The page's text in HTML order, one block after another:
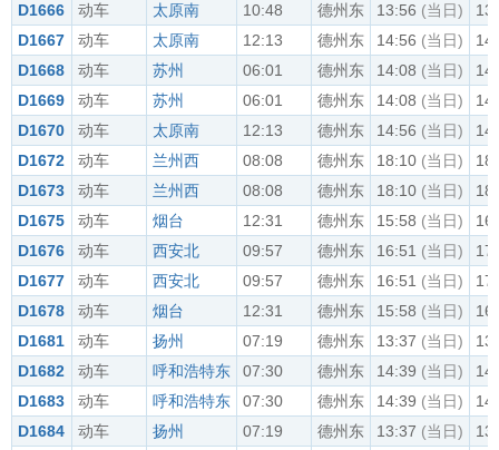
D1666
动车 太原南 10:48 德州东 13:56 (当日)
D1667
动车 太原南 12:13 德州东 14:56 (当日)
D1668
动车 苏州 06:01 德州东 14:08 (当日)
D1669
动车 苏州 06:01 德州东 14:08 (当日)
D1670
动车 太原南 12:13 德州东 14:56 (当日)
D1672
动车 兰州西 08:08 德州东 18:10 (当日)
D1673
动车 兰州西 08:08 德州东 18:10 (当日)
D1675
动车 烟台 12:31 德州东 15:58 (当日)
D1676
动车 西安北 09:57 德州东 16:51 (当日)
D1677
动车 西安北 09:57 德州东 16:51 (当日)
D1678
动车 烟台 12:31 德州东 15:58 (当日)
D1681
动车 扬州 07:19 德州东 13:37 (当日)
D1682
动车 呼和浩特东 07:30 德州东 14:39 (当日)
D1683
动车 呼和浩特东 07:30 德州东 14:39 (当日)
D1684
动车 扬州 07:19 德州东 13:37 (当日)